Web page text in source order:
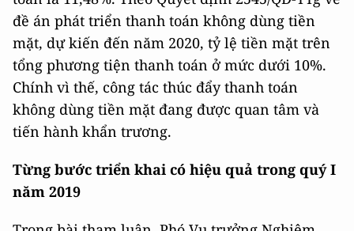
đề án phát triển thanh toán không dùng tiền
mặt, dự kiến đến năm 2020, tỷ lệ tiền mặt trên
tổng phương tiện thanh toán ở mức dưới 10%.
Chính vì thế, công tác thúc đẩy thanh toán
không dùng tiền mặt đang được quan tâm và
tiến hành khẩn trương.
Từng bước triển khai có hiệu quả trong quý I
năm 2019